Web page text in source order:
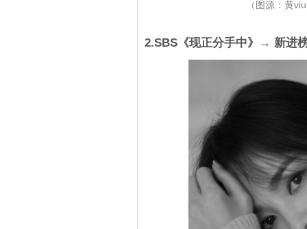
（图源：黄
2.SBS《现正分手中》→ 新进